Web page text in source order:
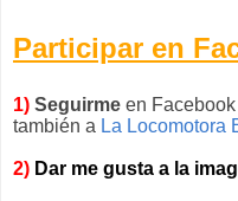
Participar en
1) Seguirme en Facebook
también a La Locomotora
2) Dar me gusta a la